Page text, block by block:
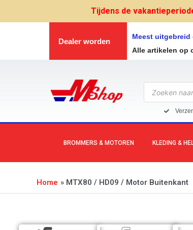
Tijdens de
Dealer worden
Meest uitgebreid
Alle artikelen op
Producten
zoeken
BROMMERS & MOTOREN KLEDING &
Home MTX80 / HD09 / Motor Buitenkant